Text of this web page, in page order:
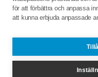
för att förbättra och anpassa
att kunna erbjuda anpassade
C/o:Inga-Lill Junedahl